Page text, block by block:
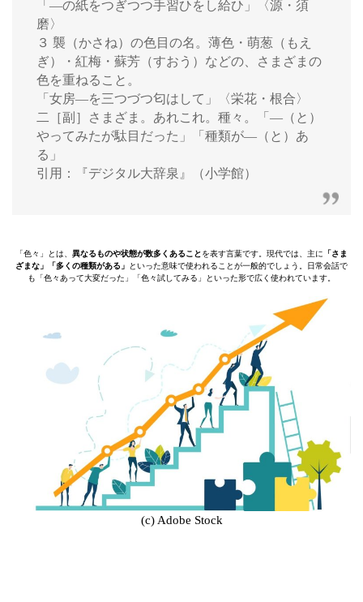
「―の紙をつぎつつ手習ひをし給ひ」〈源・須
磨〉
３ 襲（かさね）の色目の名。薄色・萌葱（もえ
ぎ）・紅梅・蘇芳（すおう）などの、さまざまの
色を重ねること。
「女房―を三つづつ匂はして」〈栄花・根合〉
二［副］さまざま。あれこれ。種々。「―（と）
やってみたが駄目だった」「種類が―（と）あ
る」
引用：『デジタル大辞泉』（小学館）
「色々」とは、 異なるものや状態が数多くあることを表す言葉です。現代では、主に 「さま
ざまな」「多くの種類がある」
といった意味で使われることが一般的でしょう。日常会話で
も「色々あって大変だった」「色々試してみる」といった形で広く使われています。
(c) Adobe Stock